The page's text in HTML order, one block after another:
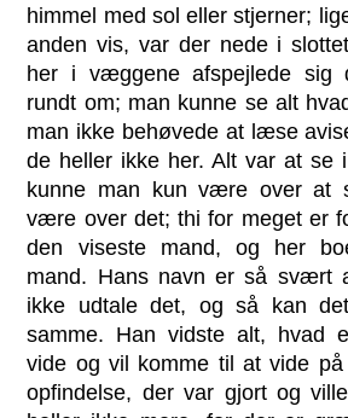
himmel med sol eller stjerner;
anden vis, var der nede i
her i væggene afspejlede sig
rundt om; man kunne se alt
man ikke behøvede at læse
de heller ikke her. Alt var at se
kunne man kun være over at
være over det; thi for meget er
den viseste mand, og her
mand. Hans navn er så svært
ikke udtale det, og så kan
samme. Han vidste alt, hvad
vide og vil komme til at vide
opfindelse, der var gjort og